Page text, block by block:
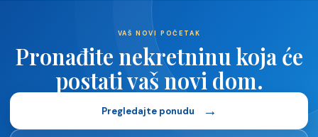
VAŠ NOVI POČETAK
Pronađite nekretninu koja će
postati vaš novi dom.
Pregledajte ponudu →